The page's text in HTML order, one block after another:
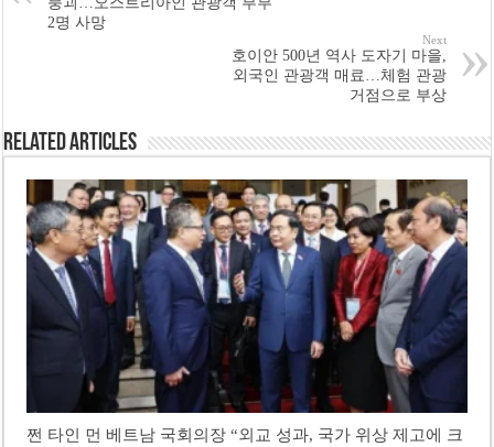
2명 사망
Next
호이안 500년 역사 도자기 마을,
외국인 관광객 매료…체험 관광
거점으로 부상
Related Articles
쩐 타인 먼 베트남 국회의장 “외교 성과, 국가 위상 제고에 크